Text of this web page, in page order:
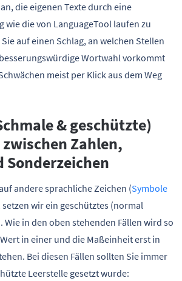
die eigenen Texte durch eine
wie die von LanguageTool laufen zu
auf einen Schlag, an welchen Stellen
Wortwahl vorkommt
meist per Klick aus dem Weg
& geschützte)
Zahlen,
Sonderzeichen
andere sprachliche Zeichen (Symbole
wir ein geschütztes (normal
Wie in den oben stehenden Fällen wird so
in einer und die Maßeinheit erst in
Bei diesen Fällen sollten Sie immer
Leerstelle gesetzt wurde: